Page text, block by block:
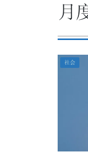
月
社会